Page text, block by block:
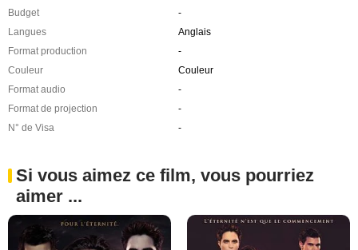
Budget
-
Langues
Anglais
Format production
-
Couleur
Couleur
Format audio
-
Format de projection
-
N° de Visa
-
Si vous aimez ce film, vous pourriez
aimer ...